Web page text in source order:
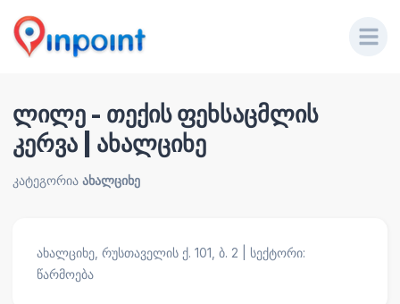
ლილე - თექის ფეხსაცმლის
კერვა | ახალციხე
კატეგორია ახალციხე
ახალციხე, რუსთაველის ქ. 101, ბ. 2 | სექტორი:
წარმოება